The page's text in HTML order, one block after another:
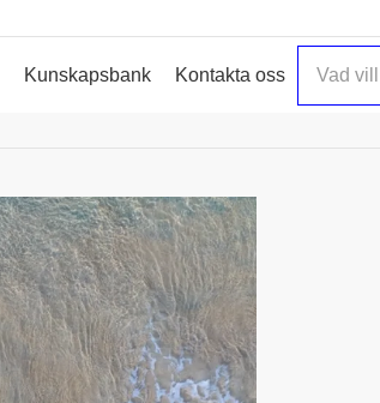
Kunskapsbank Kontakta oss